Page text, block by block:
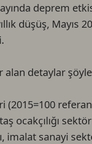
deprem
düşüş, Mayıs
alan detaylar
ocakçılığı
imalat sanayi